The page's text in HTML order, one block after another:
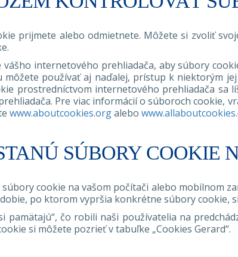
prijmete alebo odmietnete. Môžete si zvoliť
internetového prehliadača, aby súbory
používať aj naďalej, prístup k niektorým
prostredníctvom internetového prehliadača sa
Pre viac informácií o súboroch cookie,
www.aboutcookies.orgalebo
SÚBORY COOKIE
cookie na vašom počítači alebo mobilnom
po ktorom vypršia konkrétne súbory cookie,
pamätajú“, čo robili naši používatelia na
si môžete pozrieť v tabuľke „Cookies Gerard“.